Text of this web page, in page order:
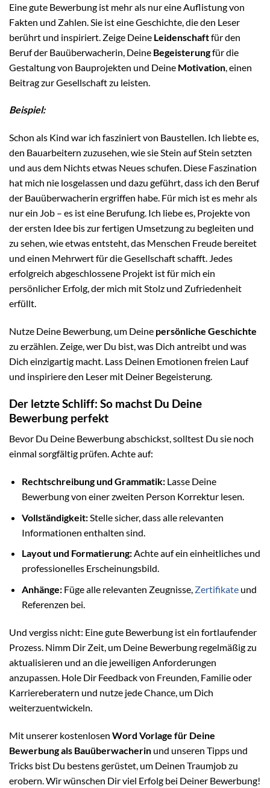
Eine gute Bewerbung ist mehr als nur eine Auflistung von
Fakten und Zahlen. Sie ist eine Geschichte, die den Leser
berührt und inspiriert. Zeige Deine Leidenschaftfür den
Beruf der Bauüberwacherin, Deine Begeisterungfür die
Gestaltung von Bauprojekten und Deine Motivation , einen
Beitrag zur Gesellschaft zu leisten.
Beispiel:
Schon als Kind war ich fasziniert von Baustellen. Ich liebte es,
den Bauarbeitern zuzusehen, wie sie Stein auf Stein setzten
und aus dem Nichts etwas Neues schufen. Diese Faszination
hat mich nie losgelassen und dazu geführt, dass ich den Beruf
der Bauüberwacherin ergriffen habe. Für mich ist es mehr als
nur ein Job – es ist eine Berufung. Ich liebe es, Projekte von
der ersten Idee bis zur fertigen Umsetzung zu begleiten und
zu sehen, wie etwas entsteht, das Menschen Freude bereitet
und einen Mehrwert für die Gesellschaft schafft. Jedes
erfolgreich abgeschlossene Projekt ist für mich ein
persönlicher Erfolg, der mich mit Stolz und Zufriedenheit
erfüllt.
Nutze Deine Bewerbung, um Deine persönliche Geschichte
zu erzählen. Zeige, wer Du bist, was Dich antreibt und was
Dich einzigartig macht. Lass Deinen Emotionen freien Lauf
und inspiriere den Leser mit Deiner Begeisterung.
Der letzte Schliff: So machst Du Deine
Bewerbung perfekt
Bevor Du Deine Bewerbung abschickst, solltest Du sie noch
einmal sorgfältig prüfen. Achte auf:
Rechtschreibung und Grammatik:Lasse Deine
Bewerbung von einer zweiten Person Korrektur lesen.
Vollständigkeit:Stelle sicher, dass alle relevanten
Informationen enthalten sind.
Layout und Formatierung:Achte auf ein einheitliches und
professionelles Erscheinungsbild.
Anhänge:Füge alle relevanten Zeugnisse, Zertifikateund
Referenzen bei.
Und vergiss nicht: Eine gute Bewerbung ist ein fortlaufender
Prozess. Nimm Dir Zeit, um Deine Bewerbung regelmäßig zu
aktualisieren und an die jeweiligen Anforderungen
anzupassen. Hole Dir Feedback von Freunden, Familie oder
Karriereberatern und nutze jede Chance, um Dich
weiterzuentwickeln.
Mit unserer kostenlosen Word Vorlage für Deine
Bewerbung als Bauüberwacherin und unseren Tipps und
Tricks bist Du bestens gerüstet, um Deinen Traumjob zu
erobern. Wir wünschen Dir viel Erfolg bei Deiner Bewerbung!